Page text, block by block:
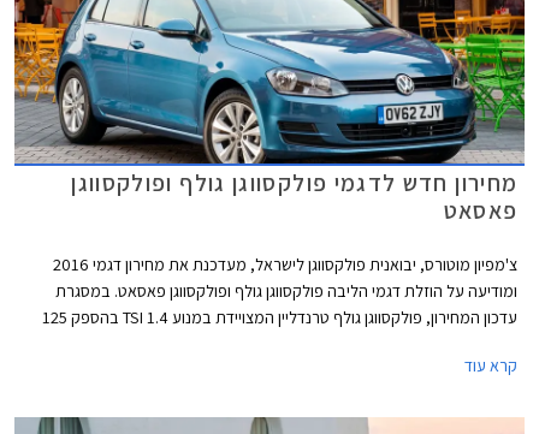
מחירון חדש לדגמי פולקסווגן גולף ופולקסווגן
פאסאט
צ'מפיון מוטורס, יבואנית פולקסווגן לישראל, מעדכנת את מחירון דגמי 2016
ומודיעה על הוזלת דגמי הליבה פולקסווגן גולף ופולקסווגן פאסאט. במסגרת
עדכון המחירון, פולקסווגן גולף טרנדליין המצויידת במנוע 1.4 TSI בהספק 125
מהמחיר הקודם שעמד על 148,600 ₪.
קרא עוד